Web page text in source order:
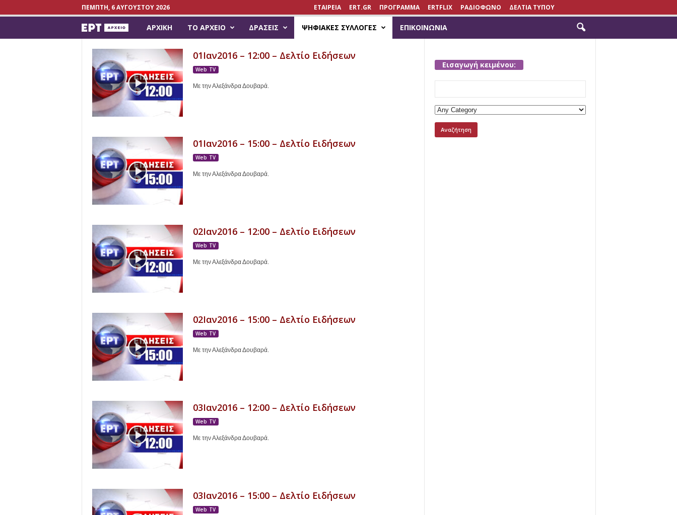
ΠΈΜΠΤΗ, 6 ΑΥΓΟΎΣΤΟΥ 2026 ΕΤΑΙΡΕΙΑ ERT.GR ΠΡΟΓΡΑΜΜΑ ERTFLIX ΡΑΔΙΟΦΩΝΟ ΔΕΛΤΙΑ ΤΥΠΟΥ
r
c
h
i
v
e
.
e
r
t
.
g
r
ΑΡΧΙΚΉ ΤΟ ΑΡΧΕΊΟ ΔΡΆΣΕΙΣ ΨΗΦΙΑΚΈΣ ΣΥΛΛΟΓΈΣ ΕΠΙΚΟΙΝΩΝΊΑ
01Ιαν2016 – 12:00 – Δελτίο Ειδήσεων
Web TV
Με την Αλεξάνδρα Δουβαρά.
01Ιαν2016 – 15:00 – Δελτίο Ειδήσεων
Web TV
Με την Αλεξάνδρα Δουβαρά.
02Ιαν2016 – 12:00 – Δελτίο Ειδήσεων
Web TV
Με την Αλεξάνδρα Δουβαρά.
02Ιαν2016 – 15:00 – Δελτίο Ειδήσεων
Web TV
Με την Αλεξάνδρα Δουβαρά.
03Ιαν2016 – 12:00 – Δελτίο Ειδήσεων
Web TV
Με την Αλεξάνδρα Δουβαρά.
03Ιαν2016 – 15:00 – Δελτίο Ειδήσεων
Web TV
Εισαγωγή κειμένου:
for: